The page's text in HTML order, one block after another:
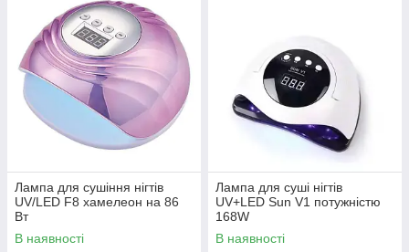
Лампа для сушіння нігтів
UV/LED F8 хамелеон на 86
Вт
В наявності
Лампа для суші нігтів
UV+LED Sun V1 потужністю
168W
В наявності